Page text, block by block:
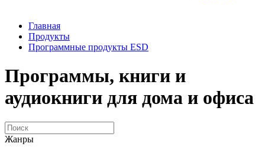
Главная
Продукты
Программные продукты ESD
Программы, книги и
аудиокниги для дома и офиса
Жанры